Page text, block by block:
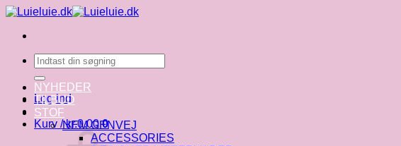
Fortsæt
indhold
Søg
efter:
Log ind
Kurv /kr.0.00 0
NYHEDER
TILBUD
STOF
NEM GENVEJ
ACCESSORIES